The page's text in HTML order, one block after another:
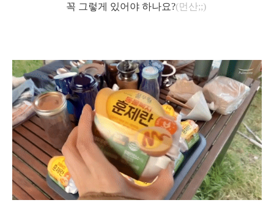
꼭 그렇게 있어야 하나요?(먼산;;)